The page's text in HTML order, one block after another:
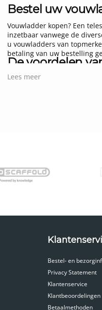
Bestel uw
Vouwladder kopen? Een
inzetbaar vanwege de
u vouwladders van
betaling van uw bestelling
De voordelen
Vouwladders kopen voor
zelfs mogelijk om
Een veilige
Het assortiment
Soort vouwladder
Lees meer
Bestel- en
Privacy Statement
Klantenservice
Klantbeoordelingen
Betaalmethoden